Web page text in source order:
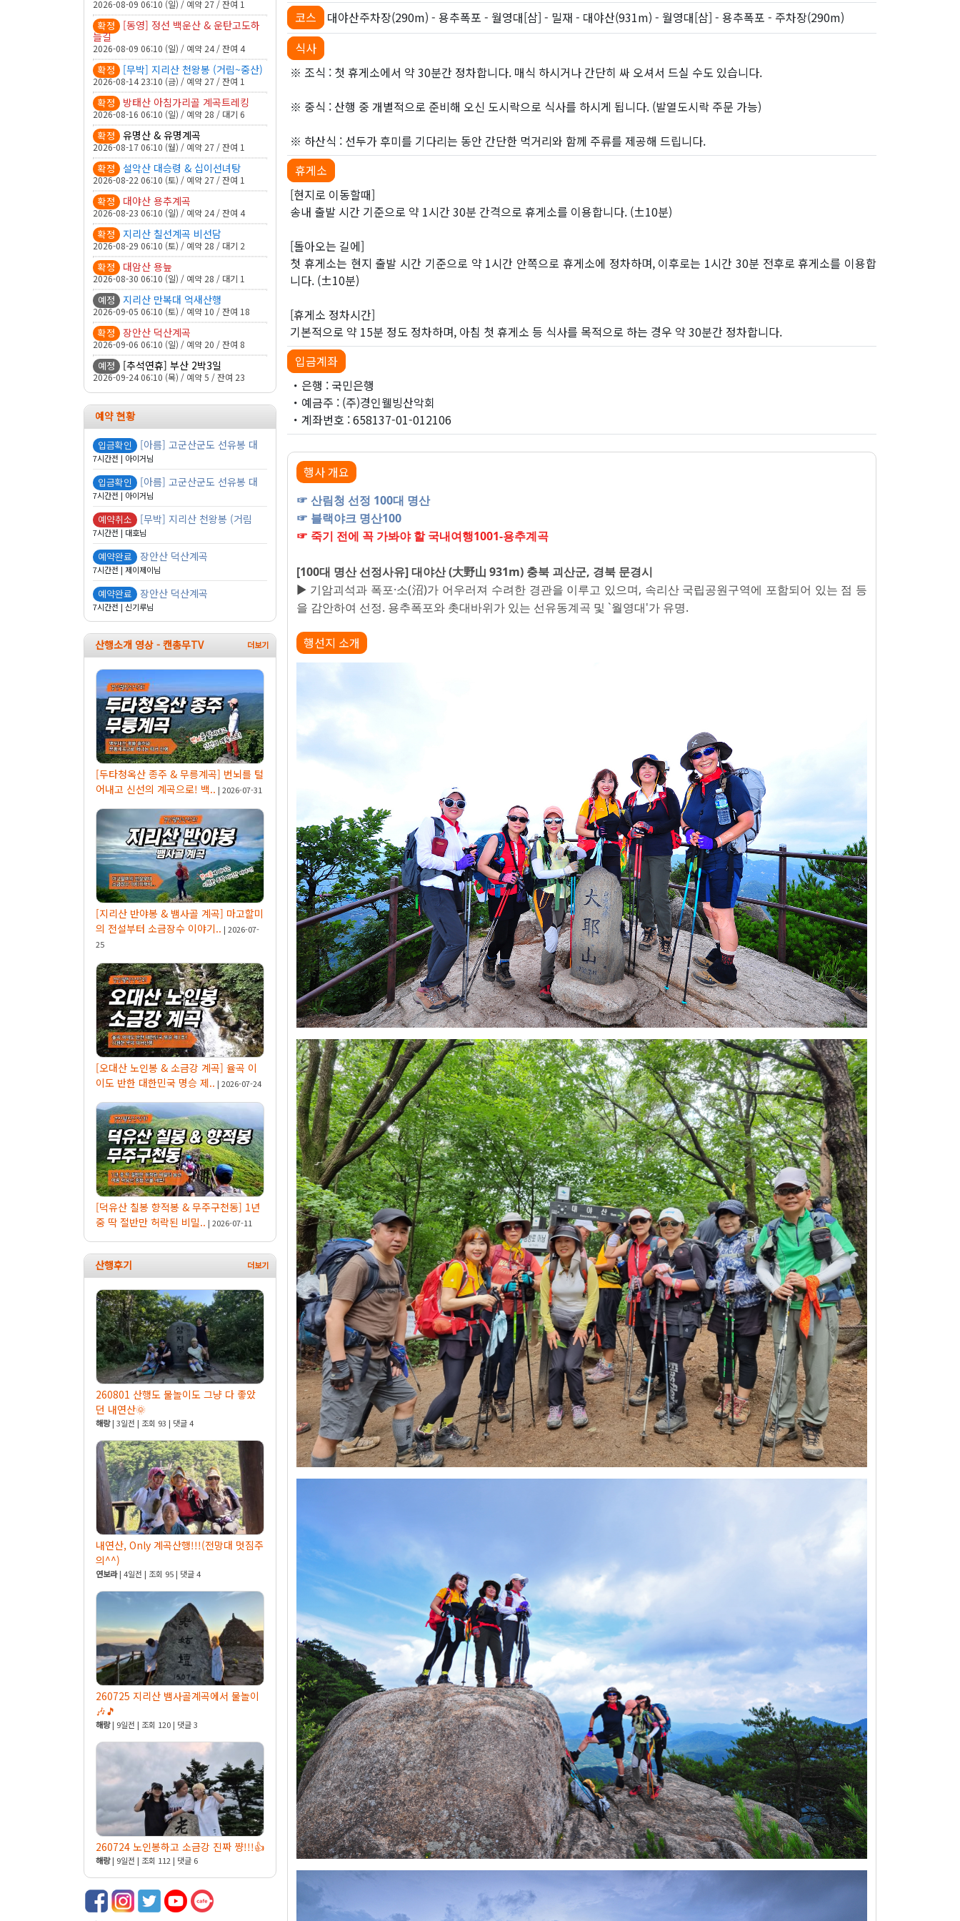
2026-08-09 06:10 (일) / 예약 27 / 잔여 1
확정
[동영] 정선 백운산 & 운탄고도하
늘길
2026-08-09 06:10 (일) / 예약 24 / 잔여 4
확정 [무박] 지리산 천왕봉 (거림~중산)
2026-08-14 23:10 (금) / 예약 27 / 잔여 1
확정 방태산 아침가리골 계곡트레킹
2026-08-16 06:10 (일) / 예약 28 / 대기 6
확정 유명산 & 유명계곡
2026-08-17 06:10 (월) / 예약 27 / 잔여 1
확정 설악산 대승령 & 십이선녀탕
2026-08-22 06:10 (토) / 예약 27 / 잔여 1
확정 대야산 용추계곡
2026-08-23 06:10 (일) / 예약 24 / 잔여 4
확정 지리산 칠선계곡 비선담
2026-08-29 06:10 (토) / 예약 28 / 대기 2
확정 대암산 용늪
2026-08-30 06:10 (일) / 예약 28 / 대기 1
예정 지리산 만복대 억새산행
2026-09-05 06:10 (토) / 예약 10 / 잔여 18
확정 장안산 덕산계곡
2026-09-06 06:10 (일) / 예약 20 / 잔여 8
예정 [추석연휴] 부산 2박3일
2026-09-24 06:10 (목) / 예약 5 / 잔여 23
예약 현황
입금확인 [아름] 고군산군도 선유봉 대
7시간전 | 아이거님
입금확인 [아름] 고군산군도 선유봉 대
7시간전 | 아이거님
예약취소 [무박] 지리산 천왕봉 (거림
7시간전 | 대호님
예약완료 장안산 덕산계곡
7시간전 | 제이제이님
예약완료 장안산 덕산계곡
7시간전 | 신기루님
산행소개 영상 - 캔총무TV
[두타청옥산 종주 & 무릉계곡] 번뇌를 털
어내고 신선의 계곡으로! 백.. | 2026-07-31
[지리산 반야봉 & 뱀사골 계곡] 마고할미
의 전설부터 소금장수 이야기.. | 2026-07-
25
[오대산 노인봉 & 소금강 계곡] 율곡 이
이도 반한 대한민국 명승 제.. | 2026-07-24
[덕유산 칠봉 향적봉 & 무주구천동] 1년
중 딱 절반만 허락된 비밀.. | 2026-07-11
산행후기
260801 산행도 물놀이도 그냥 다 좋았
던 내연산🌞
해랑| 3일전 | 조회 93 | 댓글 4
내연산, Only 계곡산행!!!(전망대 멋짐주
의^^)
연보라| 4일전 | 조회 95 | 댓글 4
260725 지리산 뱀사골계곡에서 물놀이
🎶🎵
해랑| 9일전 | 조회 120 | 댓글 3
260724 노인봉하고 소금강 진짜 쨩!!!👍
해랑| 9일전 | 조회 112 | 댓글 6
코스
대야산주차장(290m) - 용추폭포 - 월영대[삼] - 밀재 - 대야산(931m) - 월영대[삼] - 용추폭포 - 주차장(290m)
식사
※ 조식 : 첫 휴게소에서 약 30분간 정차합니다. 매식 하시거나 간단히 싸 오셔서 드실 수도 있습니다.
※ 중식 : 산행 중 개별적으로 준비해 오신 도시락으로 식사를 하시게 됩니다. (발열도시락 주문 가능)
※ 하산식 : 선두가 후미를 기다리는 동안 간단한 먹거리와 함께 주류를 제공해 드립니다.
휴게소
[현지로 이동할때]
송내 출발 시간 기준으로 약 1시간 30분 간격으로 휴게소를 이용합니다. (±10분)
[돌아오는 길에]
첫 휴게소는 현지 출발 시간 기준으로 약 1시간 안쪽으로 휴게소에 정차하며, 이후로는 1시간 30분 전후로 휴게소를 이용합
니다. (±10분)
[휴게소 정차시간]
기본적으로 약 15분 정도 정차하며, 아침 첫 휴게소 등 식사를 목적으로 하는 경우 약 30분간 정차합니다.
입금계좌
・은행 : 국민은행
・예금주 : (주)경인웰빙산악회
・계좌번호 : 658137-01-012106
행사 개요
☞ 산림청 선정 100대 명산
☞ 블랙야크 명산100
☞ 죽기 전에 꼭 가봐야 할 국내여행1001-용추계곡
[100대 명산 선정사유] 대야산 (大野山 931m) 충북 괴산군, 경북 문경시
▶ 기암괴석과 폭포·소(沼)가 어우러져 수려한 경관을 이루고 있으며, 속리산 국립공원구역에 포함되어 있는 점 등
을 감안하여 선정. 용추폭포와 촛대바위가 있는 선유동계곡 및 `월영대'가 유명.
행선지 소개